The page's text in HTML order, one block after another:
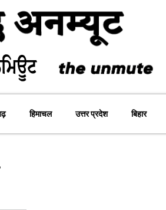
हिमाचल उत्तर प्रदेश बिहार